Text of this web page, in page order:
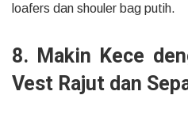
loafers dan shouler bag putih.
8. Makin Kece
Vest Rajut dan